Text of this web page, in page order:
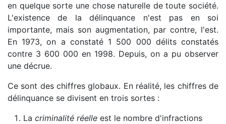
en quelque sorte une chose naturelle de toute société.
L'existence de la délinquance n'est pas en soi
importante, mais son augmentation, par contre, l'est.
En 1973, on a constaté 1 500 000 délits constatés
contre 3 600 000 en 1998. Depuis, on a pu observer
une décrue.
Ce sont des chiffres globaux. En réalité, les chiffres de
délinquance se divisent en trois sortes :
La criminalité réelleest le nombre d'infractions